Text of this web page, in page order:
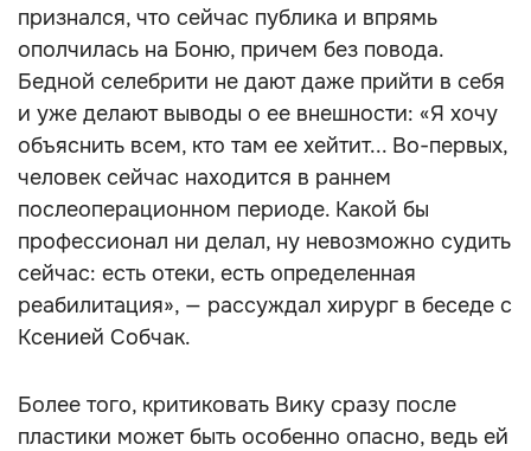
признался, что сейчас публика и впрямь
ополчилась на Боню, причем без повода.
Бедной селебрити не дают даже прийти в себя
и уже делают выводы о ее внешности: «Я хочу
объяснить всем, кто там ее хейтит... Во-первых,
человек сейчас находится в раннем
послеоперационном периоде. Какой бы
профессионал ни делал, ну невозможно судить
сейчас: есть отеки, есть определенная
реабилитация», — рассуждал хирург в беседе с
Ксенией Собчак.
Более того, критиковать Вику сразу после
пластики может быть особенно опасно, ведь ей